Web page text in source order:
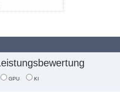
GPU KI